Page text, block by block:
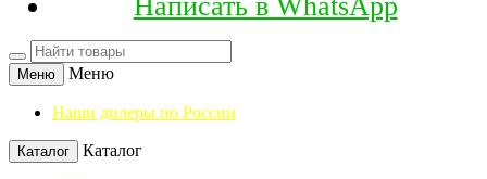
Меню Меню
Наши дилеры по России
Каталог Каталог